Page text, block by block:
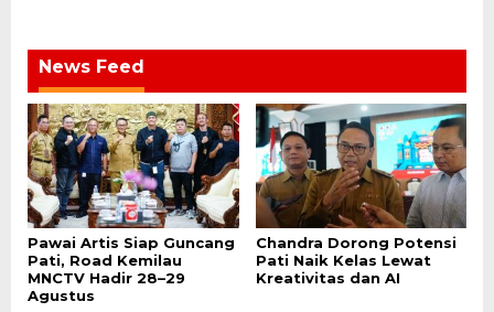
News Feed
Pawai Artis Siap Guncang
Pati, Road Kemilau
MNCTV Hadir 28–29
Agustus
Chandra Dorong Potensi
Pati Naik Kelas Lewat
Kreativitas dan AI